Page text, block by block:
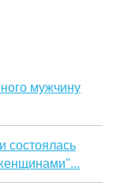
мужчину
состоялась